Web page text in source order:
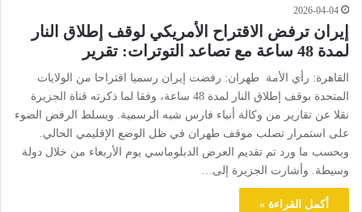
2026-04-04
إيران ترفض الاقتراح الأمريكي لوقف إطلاق النار
لمدة 48 ساعة مع تصاعد التوترات: تقرير
القاهرة: رأي الأمة طهران: رفضت إيران رسميا اقتراحا من الولايات
المتحدة بوقف إطلاق النار لمدة 48 ساعة، وفقا لما ذكرته قناة الجزيرة
نقلا عن تقارير من وكالة أنباء فارس شبه الرسمية. ويسلط الرفض الضوء
على استمرار تصلب موقف طهران في ظل الوضع الإقليمي الحالي.
وبحسب ما ورد تم تقديم العرض الدبلوماسي يوم الأربعاء من خلال دولة
وسيطة. وأشارت الجزيرة إلى…
أكمل القراءة »